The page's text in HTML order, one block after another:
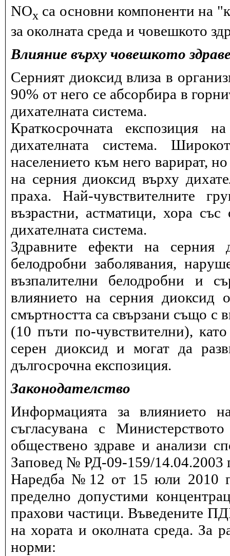
NОx са основни компоненти на
за околната среда и човешкото
Влияние върху човешкото
Серният диоксид влиза в
90% от него се абсорбира в
дихателната система.
Краткосрочната експозиция
дихателната система.
населението към него варират,
на серния диоксид върху
праха. Най-чувствителните
възрастни, астматици, хора
дихателната система.
Здравните ефекти на серния
белодробни заболявания,
възпалителни белодробни и
влиянието на серния диоксид
смъртността са свързани също с
(10 пъти по-чувствителни),
серен диоксид и могат да
дългосрочна експозиция.
Законодателство
Информацията за влиянието
съгласувана с
обществено здраве и анализи
Заповед № РД-09-159/14.04.2003
Наредба №12 от 15 юли 2010
пределно допустими
прахови частици. Въведените
на хората и околната среда. За
норми: